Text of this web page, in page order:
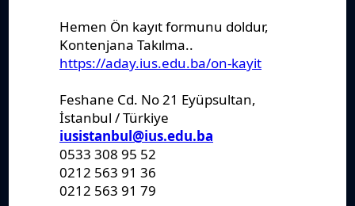
Raporlar
Kayıt Kabul
Denklik
Ders Katalogları